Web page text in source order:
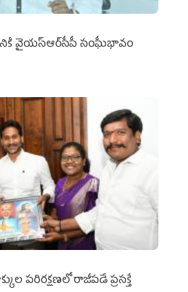
వైయ‌స్ఆర్‌సీపీ సంఘీభావం
పరిరక్షణలో రాజీపడే ప్రసక్తే